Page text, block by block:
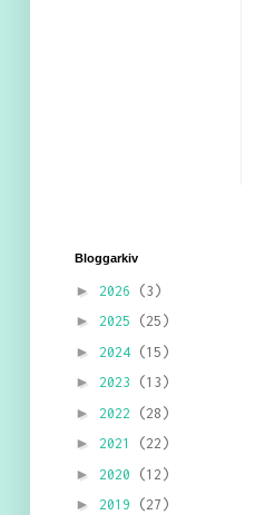
Bloggarkiv
► 2026 (3)
► 2025 (25)
► 2024 (15)
► 2023 (13)
► 2022 (28)
► 2021 (22)
► 2020 (12)
► 2019 (27)